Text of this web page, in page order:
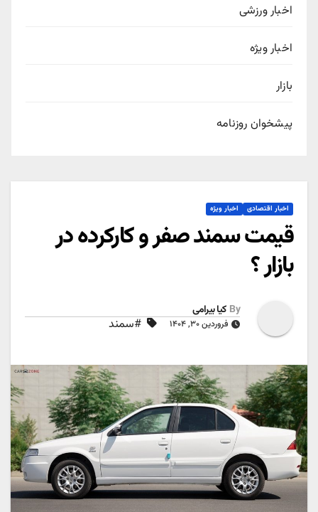
اخبار ورزشی
اخبار ویژه
پیشخوان روزنامه
اخبار اقتصادی اخبار ویژه
قیمت سمند صفر و کارکرده در
بازار ؟
کیا بیرامی
فروردین ۳۰, ۱۴۰۴ #سمند